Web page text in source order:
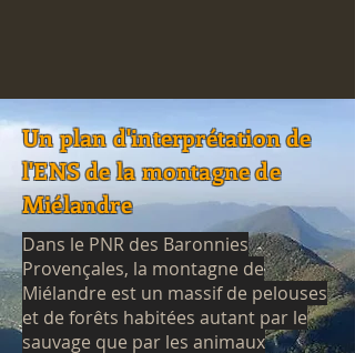
Un plan d'interprétation de
l'ENS de la montagne de
Miélandre
Dans le PNR des Baronnies
Provençales, la montagne de
Miélandre est un massif de pelouses
et de forêts habitées autant par le
sauvage que par les animaux